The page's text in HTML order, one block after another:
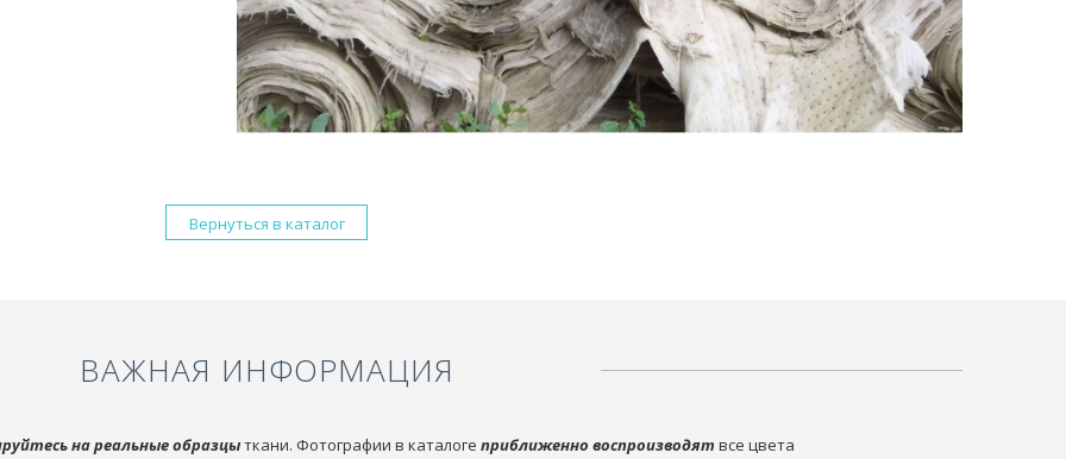
Вернуться в каталог
ВАЖНАЯ ИНФОРМАЦИЯ
на реальные образцыткани. Фотографии в каталоге приближенно воспроизводят все цвета